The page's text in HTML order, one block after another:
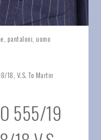
pantaloni uomo
18 V.S. To Martin
555/19